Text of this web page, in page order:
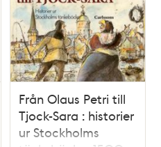
Från Olaus Petri till
Tjock-Sara : historier
ur Stockholms